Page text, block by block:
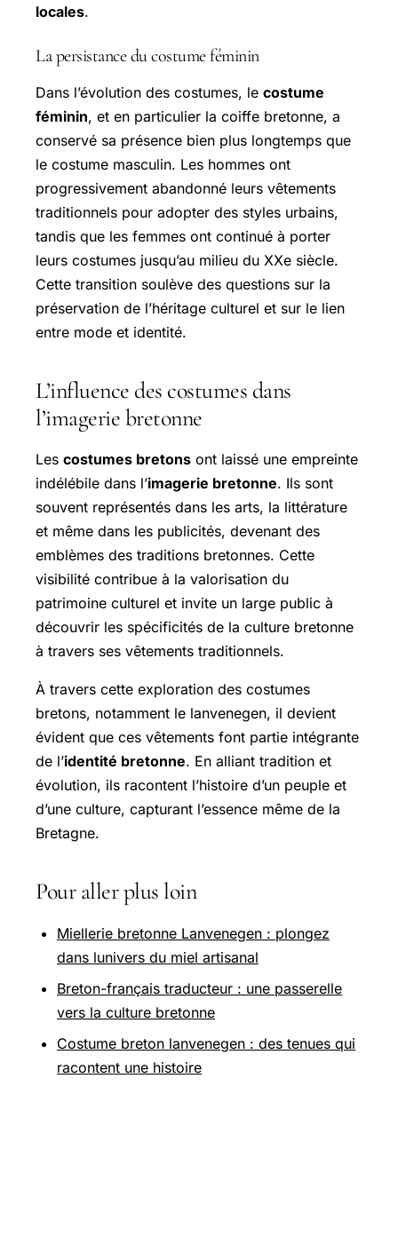
locales.
La persistance du costume féminin
Dans l’évolution des costumes, le costume
féminin, et en particulier la coiffe bretonne, a
conservé sa présence bien plus longtemps que
le costume masculin. Les hommes ont
progressivement abandonné leurs vêtements
traditionnels pour adopter des styles urbains,
tandis que les femmes ont continué à porter
leurs costumes jusqu’au milieu du XXe siècle.
Cette transition soulève des questions sur la
préservation de l’héritage culturel et sur le lien
entre mode et identité.
L’influence des costumes dans
l’imagerie bretonne
Les costumes bretons ont laissé une empreinte
indélébile dans l’imagerie bretonne. Ils sont
souvent représentés dans les arts, la littérature
et même dans les publicités, devenant des
emblèmes des traditions bretonnes. Cette
visibilité contribue à la valorisation du
patrimoine culturel et invite un large public à
découvrir les spécificités de la culture bretonne
à travers ses vêtements traditionnels.
À travers cette exploration des costumes
bretons, notamment le lanvenegen, il devient
évident que ces vêtements font partie intégrante
de l’identité bretonne. En alliant tradition et
évolution, ils racontent l’histoire d’un peuple et
d’une culture, capturant l’essence même de la
Bretagne.
Pour aller plus loin
Miellerie bretonne Lanvenegen : plongez
dans lunivers du miel artisanal
Breton-français traducteur : une passerelle
vers la culture bretonne
Costume breton lanvenegen : des tenues qui
racontent une histoire